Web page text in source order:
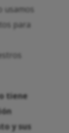
usamos
para
tiene
y sus